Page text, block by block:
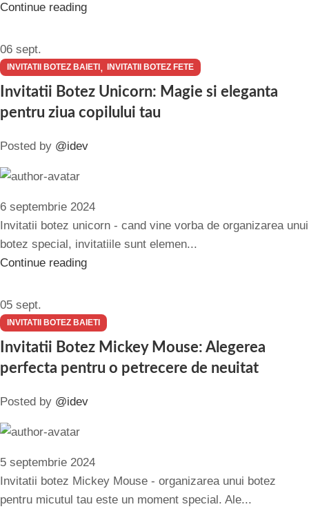
Continue reading
06 sept.
INVITATII BOTEZ BAIETI , INVITATII BOTEZ FETE
Invitatii Botez Unicorn: Magie si eleganta
pentru ziua copilului tau
Posted by @idev
6 septembrie 2024
Invitatii botez unicorn - cand vine vorba de organizarea unui
botez special, invitatiile sunt elemen...
Continue reading
05 sept.
INVITATII BOTEZ BAIETI
Invitatii Botez Mickey Mouse: Alegerea
perfecta pentru o petrecere de neuitat
Posted by @idev
5 septembrie 2024
Invitatii botez Mickey Mouse - organizarea unui botez
pentru micutul tau este un moment special. Ale...